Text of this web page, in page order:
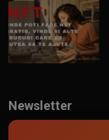
Newsletter